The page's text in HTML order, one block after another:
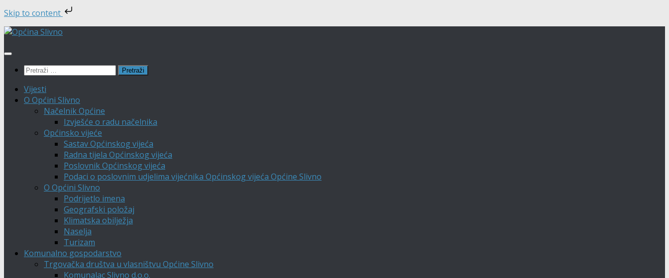
Skip to content
Skip
content
Pretraži:
Vijesti
O Općini Slivno
Načelnik Općine
Izvješće o radu načelnika
Općinsko vijeće
Sastav Općinskog vijeća
Radna tijela Općinskog vijeća
Poslovnik Općinskog vijeća
Podaci o poslovnim udjelima vijećnika Općinskog vijeća Općine Slivno
O Općini Slivno
Podrijetlo imena
Geografski položaj
Klimatska obilježja
Naselja
Turizam
Komunalno gospodarstvo
Trgovačka društva u vlasništvu Općine Slivno
Komunalac Slivno d.o.o.